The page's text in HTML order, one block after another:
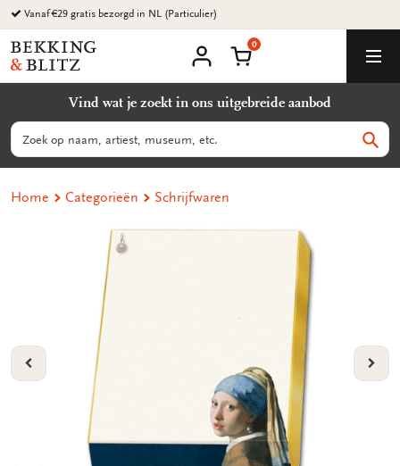
Ga
naar
content
Vanaf €29 gratis bezorgd in NL (Particulier)
Bekking
&
B.V.
account
Winkelmand
0
Vind wat je zoekt in ons uitgebreide aanbod
Zoeken
Home Categorieën Schrijfwaren
VORIGE